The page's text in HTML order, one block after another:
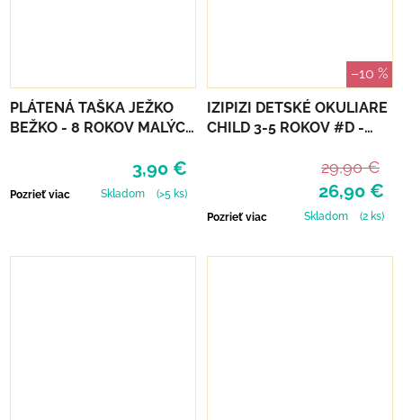
PLÁTENÁ TAŠKA JEŽKO
BEŽKO - 8 ROKOV MALÝCH
3,90 €
Pozrieť viac Skladom (>5 ks)
–10 %
IZIPIZI DETSKÉ OKULIARE
CHILD 3-5 ROKOV #D -
26,90 €
29,90 €
Pozrieť viac Skladom (2 ks)